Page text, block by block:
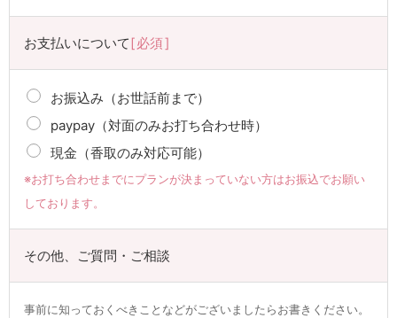
お支払いについて 必須
お振込み（お世話前まで）
paypay（対面のみお打ち合わせ時）
現金（香取のみ対応可能）
※お打ち合わせまでにプランが決まっていない方はお振込でお願い
しております。
その他、ご質問・ご相談
事前に知っておくべきことなどがございましたらお書きください。